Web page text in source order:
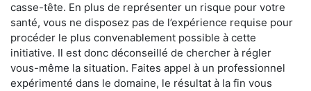
casse-tête. En plus de représenter un risque pour votre
santé, vous ne disposez pas de l’expérience requise pour
procéder le plus convenablement possible à cette
initiative. Il est donc déconseillé de chercher à régler
vous-même la situation. Faites appel à un professionnel
expérimenté dans le domaine, le résultat à la fin vous